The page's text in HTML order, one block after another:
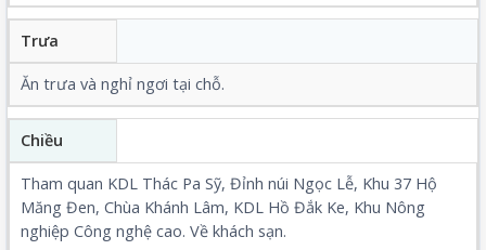
Trưa
Ăn trưa và nghỉ ngơi tại chỗ.
Chiều
Tham quan KDL Thác Pa Sỹ, Đỉnh núi Ngọc Lễ, Khu 37 Hộ
Măng Đen, Chùa Khánh Lâm, KDL Hồ Đắk Ke, Khu Nông
nghiệp Công nghệ cao. Về khách sạn.